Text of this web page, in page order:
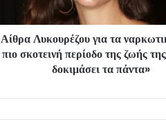
Αίθρα Λυκουρέζου για τα
πιο σκοτεινή περίοδο της ζωής
δοκιμάσει τα πάντα»